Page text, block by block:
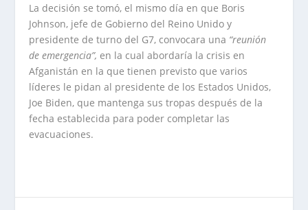
La decisión se tomó, el mismo día en que Boris
Johnson, jefe de Gobierno del Reino Unido y
presidente de turno del G7, convocara una “reunión
de emergencia”, en la cual abordaría la crisis en
Afganistán en la que tienen previsto que varios
líderes le pidan al presidente de los Estados Unidos,
Joe Biden, que mantenga sus tropas después de la
fecha establecida para poder completar las
evacuaciones.